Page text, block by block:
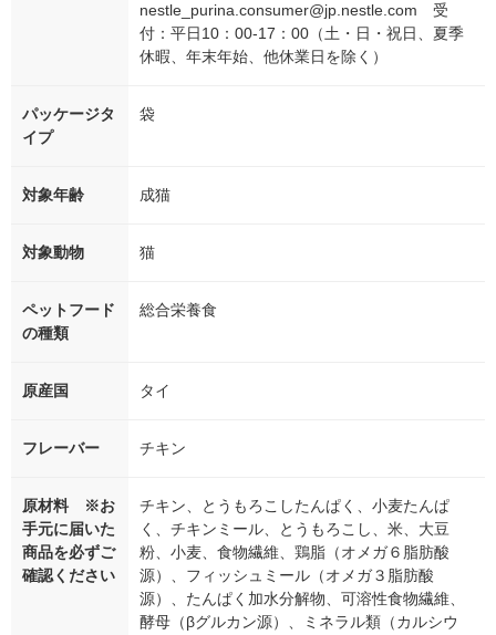
nestle_purina.consumer@jp.nestle.com 受
付：平日10：00-17：00（土・日・祝日、夏季
休暇、年末年始、他休業日を除く）
パッケージタ
イプ
袋
対象年齢 成猫
対象動物 猫
ペットフード
の種類
総合栄養食
原産国 タイ
フレーバー チキン
原材料 ※お
手元に届いた
商品を必ずご
確認ください
チキン、とうもろこしたんぱく、小麦たんぱ
く、チキンミール、とうもろこし、米、大豆
粉、小麦、食物繊維、鶏脂（オメガ６脂肪酸
源）、フィッシュミール（オメガ３脂肪酸
源）、たんぱく加水分解物、可溶性食物繊維、
酵母（βグルカン源）、ミネラル類（カルシウ